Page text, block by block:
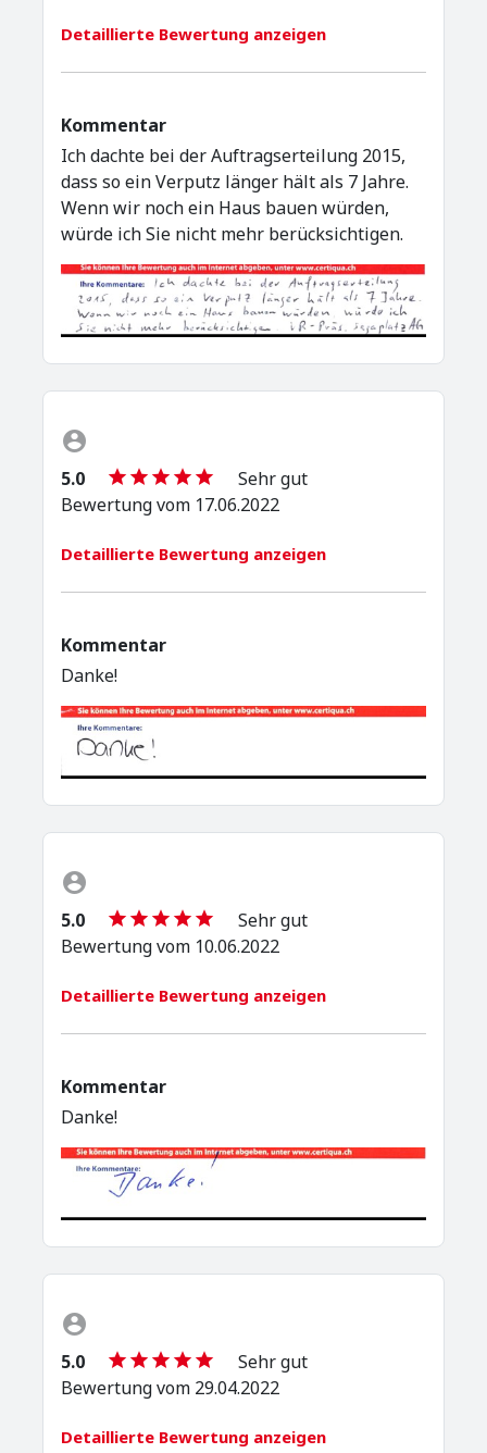
Detaillierte Bewertung anzeigen
Kommentar
Ich dachte bei der Auftragserteilung 2015,
dass so ein Verputz länger hält als 7 Jahre.
Wenn wir noch ein Haus bauen würden,
würde ich Sie nicht mehr berücksichtigen.
5.0
Sehr gut
Bewertung vom 17.06.2022
Detaillierte Bewertung anzeigen
Kommentar
Danke!
5.0
Sehr gut
Bewertung vom 10.06.2022
Detaillierte Bewertung anzeigen
Kommentar
Danke!
5.0
Sehr gut
Bewertung vom 29.04.2022
Detaillierte Bewertung anzeigen